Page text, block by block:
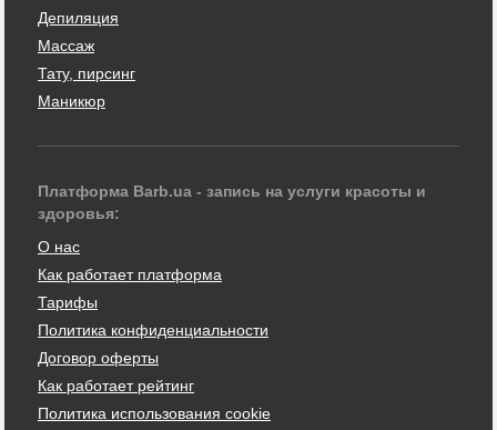
Депиляция
Массаж
Тату, пирсинг
Маникюр
Платформа Barb.ua - запись на услуги красоты и
здоровья:
О нас
Как работает платформа
Тарифы
Политика конфиденциальности
Договор оферты
Как работает рейтинг
Политика использования cookie